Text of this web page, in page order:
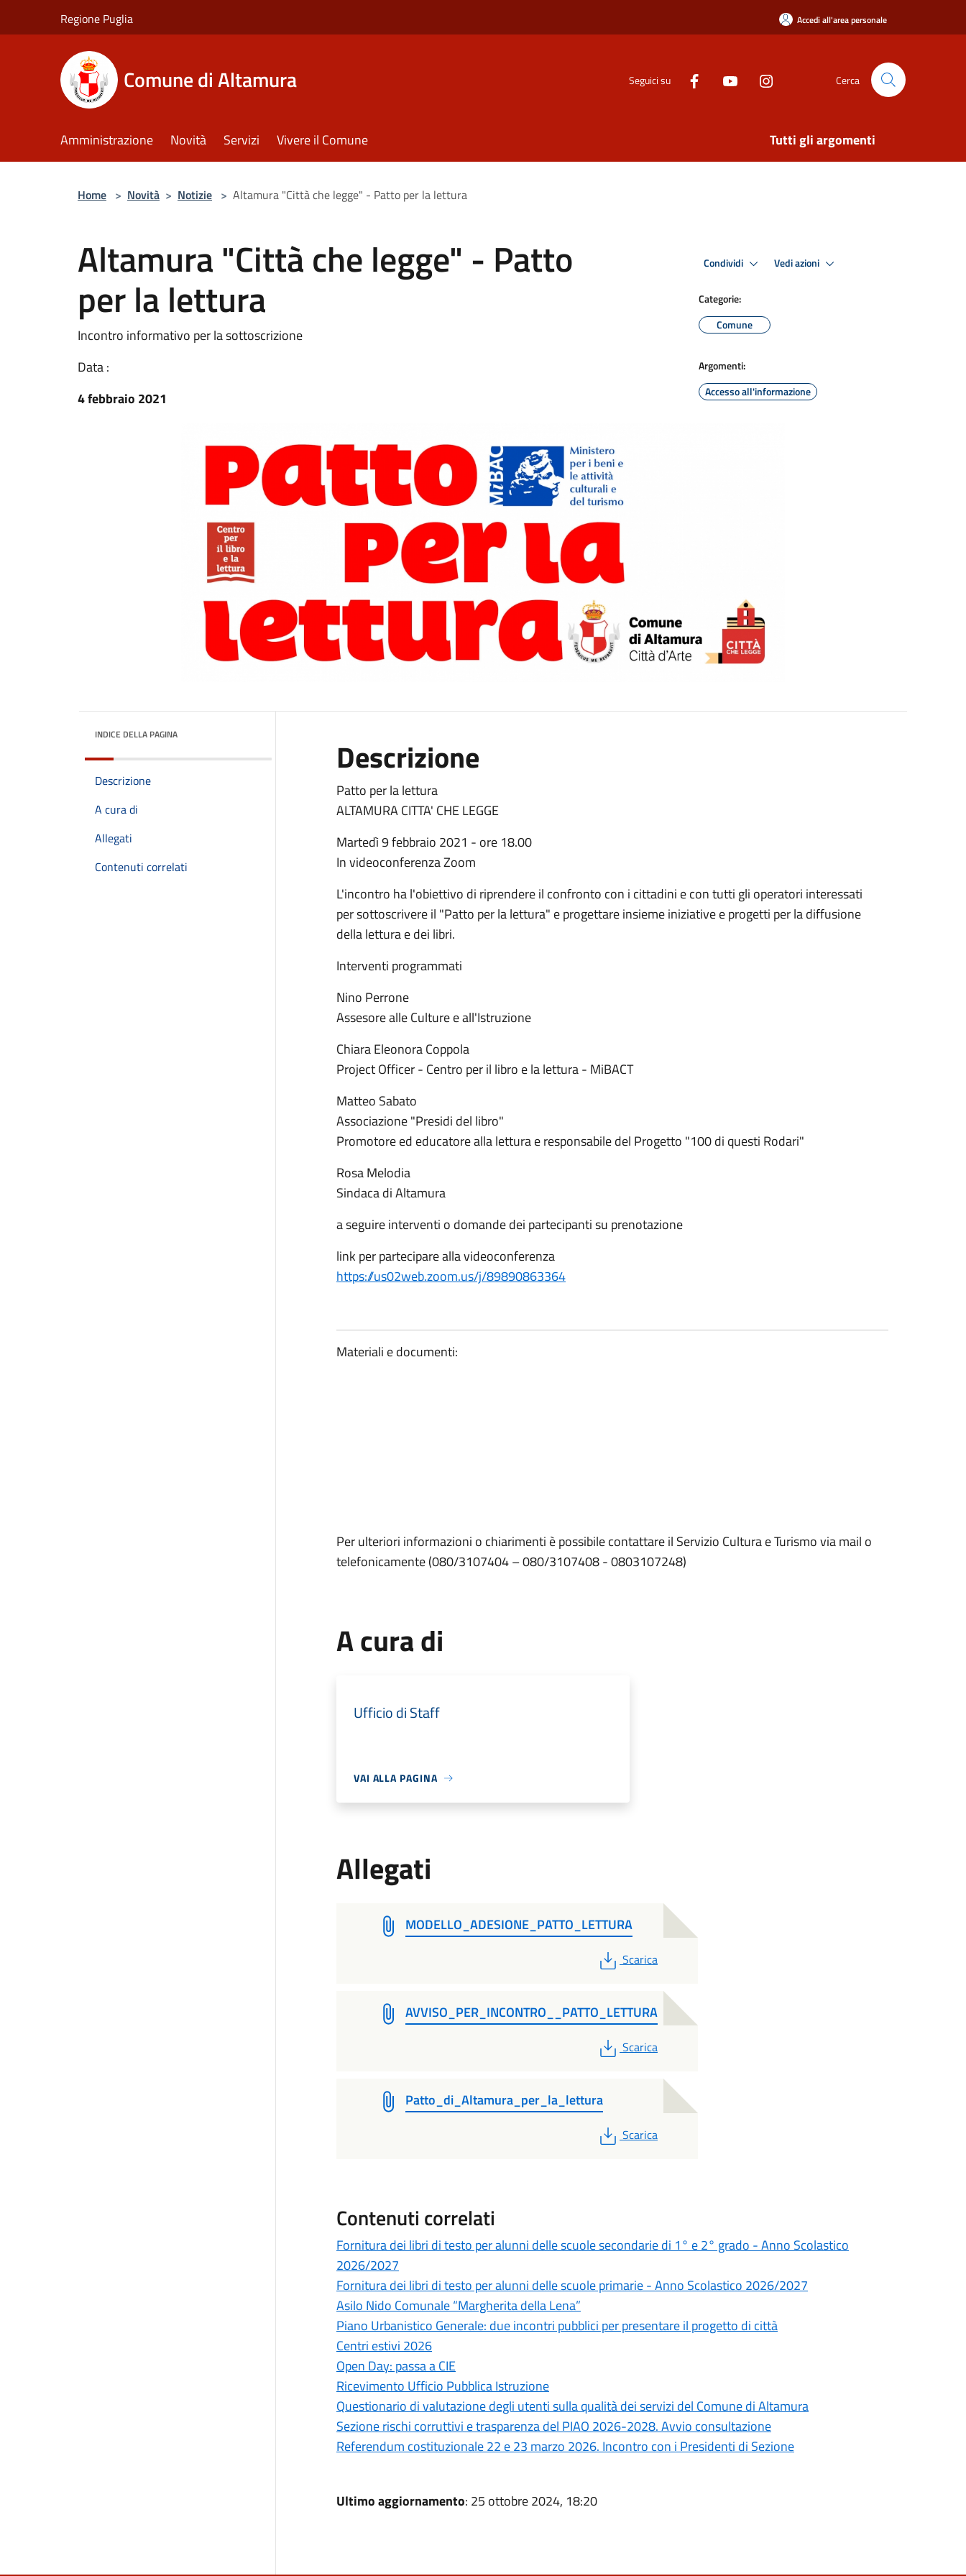
Regione Puglia Accedi all'area personale
Comune di Altamura Seguici su Cerca
Amministrazione Novità Servizi Vivere il Comune Tutti gli argomenti
Home > Novità > Notizie > Altamura "Città che legge" - Patto per la lettura
Altamura "Città che legge" - Patto
per la lettura
Incontro informativo per la sottoscrizione
Data :
4 febbraio 2021
Condividi Vedi azioni
Categorie:
Comune
Argomenti:
Accesso all'informazione
INDICE DELLA PAGINA
Descrizione
A cura di
Allegati
Contenuti correlati
Descrizione
Patto per la lettura
ALTAMURA CITTA' CHE LEGGE
Martedì 9 febbraio 2021 - ore 18.00
In videoconferenza Zoom
L'incontro ha l'obiettivo di riprendere il confronto con i cittadini e con tutti gli operatori interessati
per sottoscrivere il "Patto per la lettura" e progettare insieme iniziative e progetti per la diffusione
della lettura e dei libri.
Interventi programmati
Nino Perrone
Assesore alle Culture e all'Istruzione
Chiara Eleonora Coppola
Project Officer - Centro per il libro e la lettura - MiBACT
Matteo Sabato
Associazione "Presidi del libro"
Promotore ed educatore alla lettura e responsabile del Progetto "100 di questi Rodari"
Rosa Melodia
Sindaca di Altamura
a seguire interventi o domande dei partecipanti su prenotazione
link per partecipare alla videoconferenza
https://us02web.zoom.us/j/89890863364
Materiali e documenti:
Per ulteriori informazioni o chiarimenti è possibile contattare il Servizio Cultura e Turismo via mail o
telefonicamente (080/3107404 – 080/3107408 - 0803107248)
A cura di
Ufficio di Staff
VAI ALLA PAGINA
Allegati
MODELLO_ADESIONE_PATTO_LETTURA
PDF
Scarica
AVVISO_PER_INCONTRO__PATTO_LETTURA
PDF
Scarica
Patto_di_Altamura_per_la_lettura
PDF
Scarica
Contenuti correlati
Fornitura dei libri di testo per alunni delle scuole secondarie di 1° e 2° grado - Anno Scolastico
2026/2027
Fornitura dei libri di testo per alunni delle scuole primarie - Anno Scolastico 2026/2027
Asilo Nido Comunale “Margherita della Lena”
Piano Urbanistico Generale: due incontri pubblici per presentare il progetto di città
Centri estivi 2026
Open Day: passa a CIE
Ricevimento Ufficio Pubblica Istruzione
Questionario di valutazione degli utenti sulla qualità dei servizi del Comune di Altamura
Sezione rischi corruttivi e trasparenza del PIAO 2026-2028. Avvio consultazione
Referendum costituzionale 22 e 23 marzo 2026. Incontro con i Presidenti di Sezione
Ultimo aggiornamento: 25 ottobre 2024, 18:20